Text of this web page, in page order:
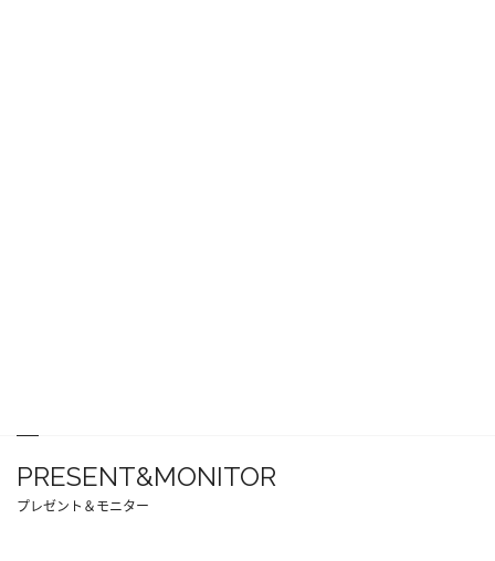
PRESENT&MONITOR
プレゼント＆モニター